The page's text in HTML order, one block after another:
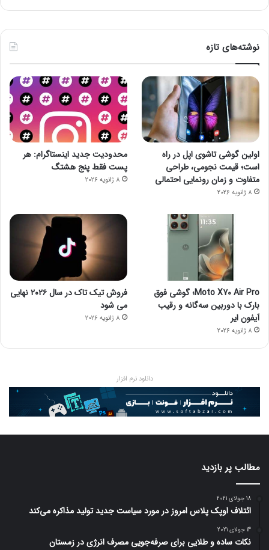
نوشته‌های تازه
اولین گوشی تاشوی اپل در راه
است؛ قیمت نجومی، طراحی
متفاوت و زمان رونمایی احتمالی
8 ژانویه 2026
محدودیت جدید اینستاگرام: هر
پست فقط پنج هشتگ
8 ژانویه 2026
Moto X70 Air Pro؛ گوشی فوق
بارک با دوربین سه‌گانه و رقیب
آیفون ایر
8 ژانویه 2026
فروش تیک تاک در سال ۲۰۲۶ نهایی
می شود
8 ژانویه 2026
دانلود نرم افزار
مطالب پر بازدید
18 جولای 2021
ائتلاف اوپک پلاس امروز در مورد سیاست جدید تولید مذاکره می‌کند
14 جولای 2021
نکات ساده و طلایی برای صرفه‌جویی مصرف انرژی در زمستان